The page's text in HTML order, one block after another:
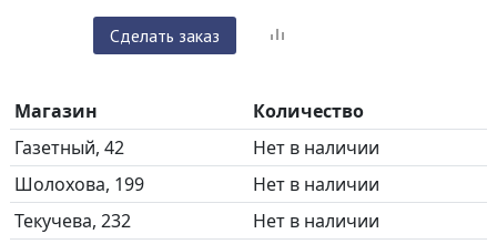
Сделать заказ
Магазин
Количество
Газетный, 42
Нет в наличии
Шолохова, 199
Нет в наличии
Текучева, 232
Нет в наличии